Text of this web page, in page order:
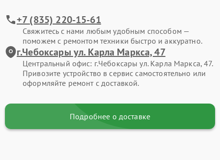
+7 (835) 220-15-61
Свяжитесь с нами любым удобным способом —
поможем с ремонтом техники быстро и аккуратно.
г.Чебоксары ул. Карла Маркса, 47
Центральный офис: г.Чебоксары ул. Карла Маркса, 47.
Привозите устройство в сервис самостоятельно или
оформляйте ремонт с доставкой.
Подробнее о доставке